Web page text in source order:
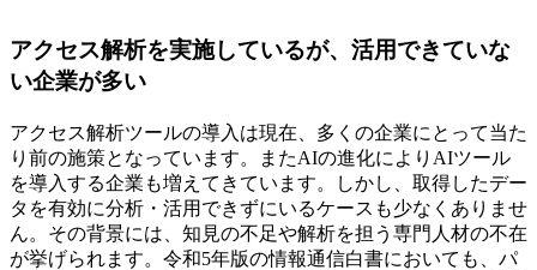
アクセス解析を実施しているが、活用できていな
い企業が多い
アクセス解析ツールの導入は現在、多くの企業にとって当た
り前の施策となっています。またAIの進化によりAIツール
を導入する企業も増えてきています。しかし、取得したデー
タを有効に分析・活用できずにいるケースも少なくありませ
ん。その背景には、知見の不足や解析を担う専門人材の不在
が挙げられます。令和5年版の情報通信白書においても、パ